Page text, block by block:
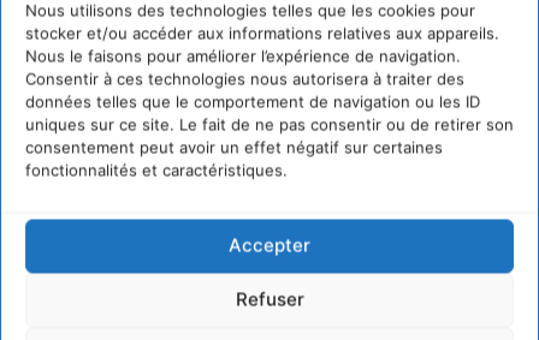
Nous utilisons des technologies telles que les cookies pour
stocker et/ou accéder aux informations relatives aux appareils.
Nous le faisons pour améliorer l’expérience de navigation.
Consentir à ces technologies nous autorisera à traiter des
données telles que le comportement de navigation ou les ID
uniques sur ce site. Le fait de ne pas consentir ou de retirer son
consentement peut avoir un effet négatif sur certaines
fonctionnalités et caractéristiques.
Accepter
Refuser